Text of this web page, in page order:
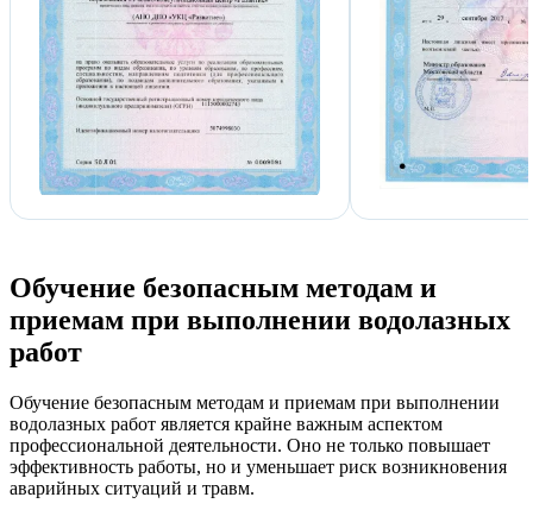
Обучение безопасным методам и
приемам при выполнении водолазных
работ
Обучение безопасным методам и приемам при выполнении
водолазных работ является крайне важным аспектом
профессиональной деятельности. Оно не только повышает
эффективность работы, но и уменьшает риск возникновения
аварийных ситуаций и травм.